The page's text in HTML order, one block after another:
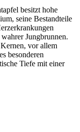
besitzt hohe
seine Bestandteile
Jungbrunnen.
vor allem
besonderen
Tiefe mit einer